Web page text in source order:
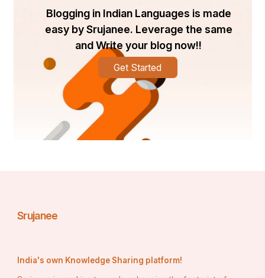
ଓଁ ଭଗବତେ ବାସୁଦେବାୟ ନମଃ
🙏🙏🙏🙏🙏🙏
Blogging in Indian Languages is made
easy by Srujanee. Leverage the same
and Write your blog now!!
Get Started
Srujanee
India's own Knowledge Sharing platform!